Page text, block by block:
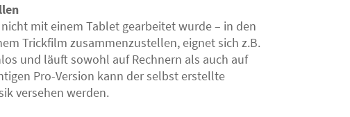
mit einem Tablet gearbeitet wurde – in den
Trickfilm zusammenzustellen, eignet sich z.B.
und läuft sowohl auf Rechnern als auch auf
Pro-Version kann der selbst erstellte
versehen werden.